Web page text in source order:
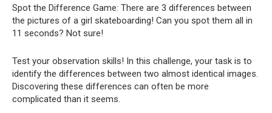
Spot the Difference Game: There are 3 differences between
the pictures of a girl skateboarding! Can you spot them all in
11 seconds? Not sure!
Test your observation skills! In this challenge, your task is to
identify the differences between two almost identical images.
Discovering these differences can often be more
complicated than it seems.